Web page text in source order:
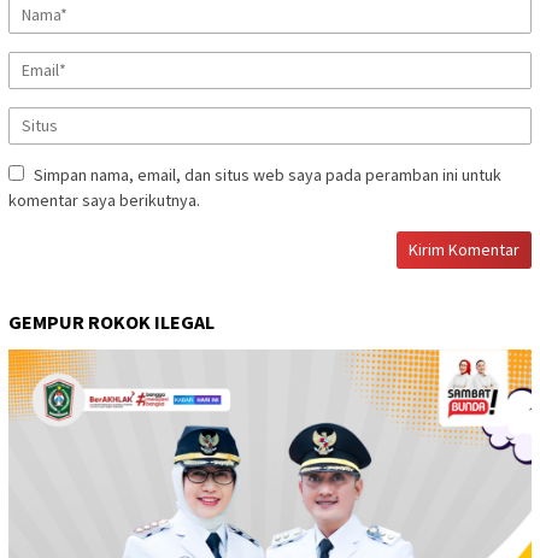
Simpan nama, email, dan situs web saya pada peramban ini untuk
komentar saya berikutnya.
GEMPUR ROKOK ILEGAL